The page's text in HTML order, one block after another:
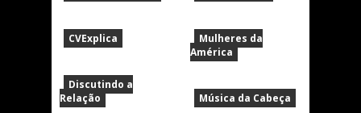
CVExplica
Discutindo a
Relação
Mulheres da
América
Música da Cabeça